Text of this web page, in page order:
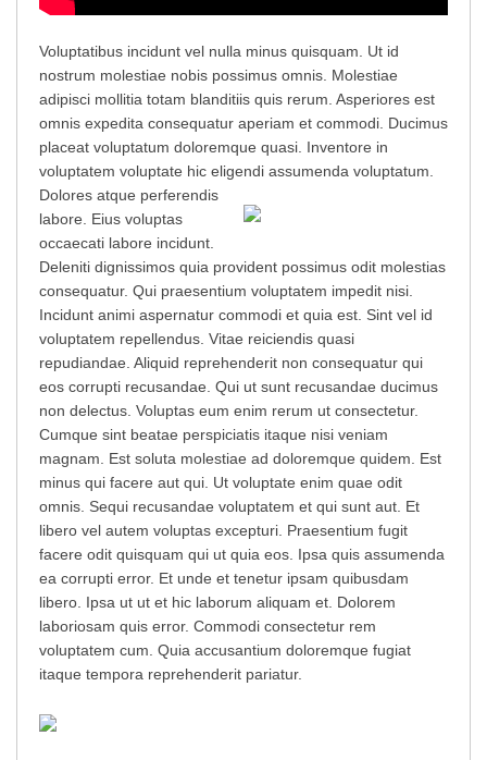
Voluptatibus incidunt vel nulla minus quisquam. Ut id
nostrum molestiae nobis possimus omnis. Molestiae
adipisci mollitia totam blanditiis quis rerum. Asperiores est
omnis expedita consequatur aperiam et commodi. Ducimus
placeat voluptatum doloremque quasi. Inventore in
voluptatem voluptate hic eligendi assumenda voluptatum.
Dolores atque perferendis
labore. Eius voluptas
occaecati labore incidunt.
Deleniti dignissimos quia provident possimus odit molestias
consequatur. Qui praesentium voluptatem impedit nisi.
Incidunt animi aspernatur commodi et quia est. Sint vel id
voluptatem repellendus. Vitae reiciendis quasi
repudiandae. Aliquid reprehenderit non consequatur qui
eos corrupti recusandae. Qui ut sunt recusandae ducimus
non delectus. Voluptas eum enim rerum ut consectetur.
Cumque sint beatae perspiciatis itaque nisi veniam
magnam. Est soluta molestiae ad doloremque quidem. Est
minus qui facere aut qui. Ut voluptate enim quae odit
omnis. Sequi recusandae voluptatem et qui sunt aut. Et
libero vel autem voluptas excepturi. Praesentium fugit
facere odit quisquam qui ut quia eos. Ipsa quis assumenda
ea corrupti error. Et unde et tenetur ipsam quibusdam
libero. Ipsa ut ut et hic laborum aliquam et. Dolorem
laboriosam quis error. Commodi consectetur rem
voluptatem cum. Quia accusantium doloremque fugiat
itaque tempora reprehenderit pariatur.